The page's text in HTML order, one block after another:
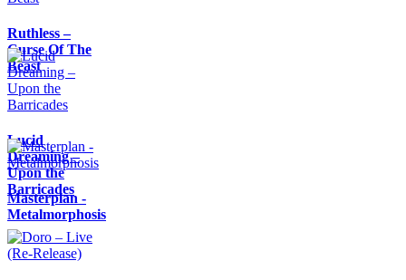
Ruthless –
Curse Of The
Beast
Lucid
Dreaming –
Upon the
Barricades
Masterplan -
Metalmorphosis